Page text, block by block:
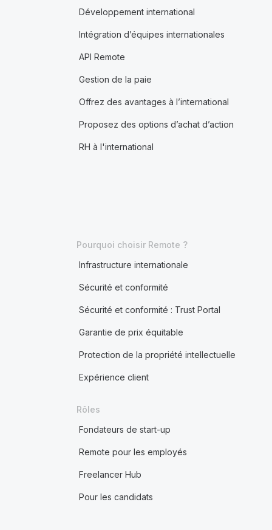
Développement international
Intégration d’équipes internationales
API Remote
Gestion de la paie
Offrez des avantages à l’international
Proposez des options d’achat d’action
RH à l'international
Pourquoi choisir Remote ?
Infrastructure internationale
Sécurité et conformité
Sécurité et conformité : Trust Portal
Garantie de prix équitable
Protection de la propriété intellectuelle
Expérience client
Rôles
Fondateurs de start-up
Remote pour les employés
Freelancer Hub
Pour les candidats